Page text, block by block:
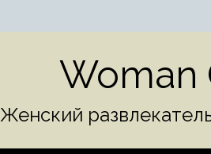
Woman
Женский